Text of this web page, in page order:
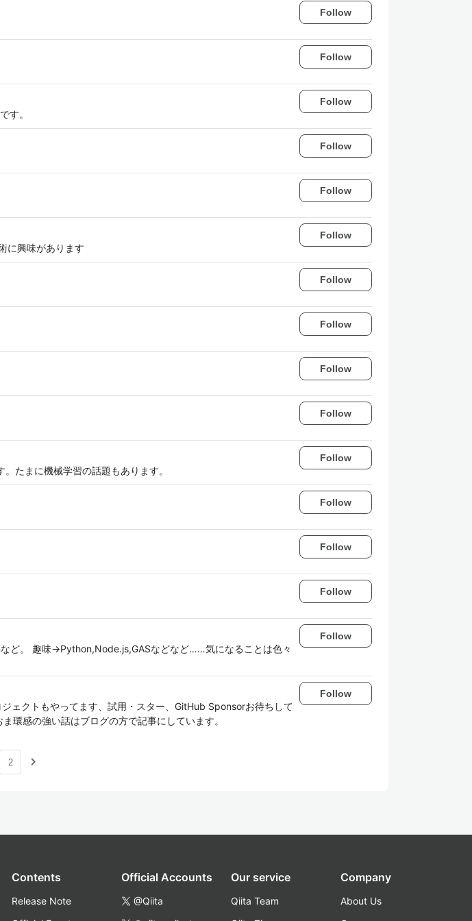
Follow
Follow
す。
Follow
Follow
Follow
に興味があります
Follow
Follow
Follow
Follow
Follow
たまに機械学習の話題もあります。
Follow
Follow
Follow
Follow
ど。 趣味→Python,Node.js,GASなどなど……気になることは色々
Follow
クトもやってます、試用・スター、GitHub Sponsorお待ちして
感の強い話はブログの方で記事にしています。
Follow
2 navigate_next
Contents
Release Note
Official Accounts
@Qiita
Our service
Qiita Team
Company
About Us